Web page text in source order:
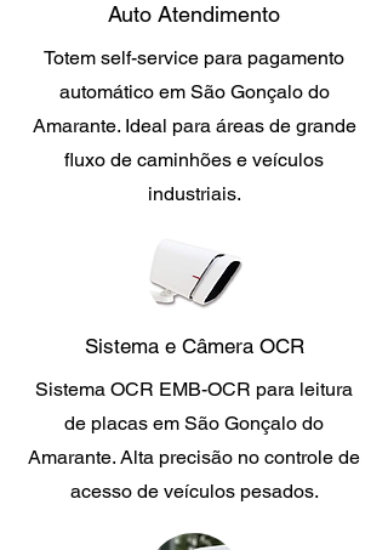
Auto Atendimento
Totem self-service para pagamento
automático em São Gonçalo do
Amarante. Ideal para áreas de grande
fluxo de caminhões e veículos
industriais.
Sistema e Câmera OCR
Sistema OCR EMB-OCR para leitura
de placas em São Gonçalo do
Amarante. Alta precisão no controle de
acesso de veículos pesados.